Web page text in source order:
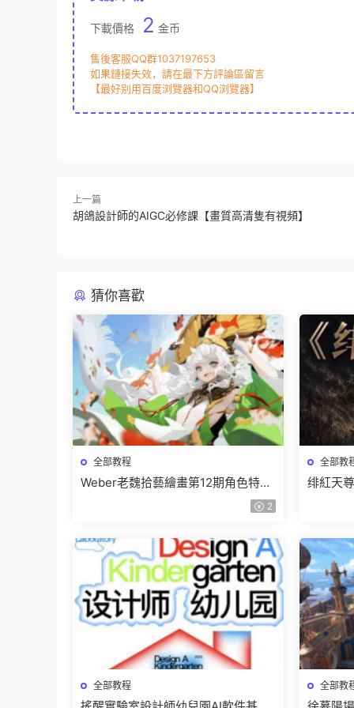
下載價格 2 金币
售後客服QQ群1037197653
如果鏈接失效，請在最下方評論區留言
【最好别用百度浏覽器和QQ浏覽器】
上一篇
胡鴿設計師的AIGC必修課【畫質高清隻有視頻】
猜你喜歡
全部教程
Weber老魏拾藝繪畫第12期角色特訓
2
全部教
绯紅天
全部教程 全部教